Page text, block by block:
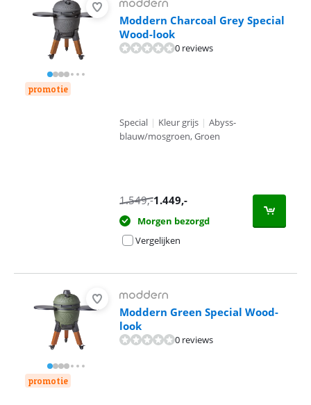
promotie
Moddern Charcoal Grey Special
Wood-look
0 reviews
Special | Kleur grijs | Abyss-
blauw/mosgroen, Groen
1.549,-1.449,-
Morgen bezorgd
Vergelijken
promotie
Moddern Green Special Wood-
look
0 reviews